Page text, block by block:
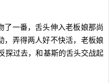
一番，舌头伸入老板娘那尚
，弄得两人好不快活，老板娘
探过去，和基斯的舌头交战起